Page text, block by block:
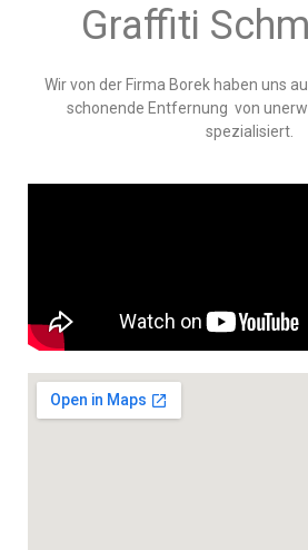
Graffiti
Wir von der Firma Borek haben uns
schonende Entfernung von
spezialisiert.